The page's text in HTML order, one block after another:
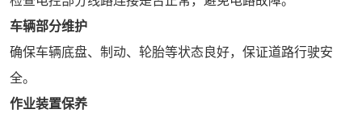
车辆部分维护
确保车辆底盘、制动、轮胎等状态良好，保证道路行驶安
全。
作业装置保养